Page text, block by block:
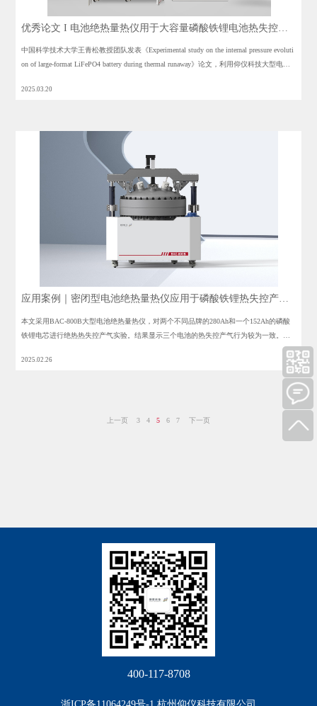
优秀论文 I 电池绝热量热仪用于大容量磷酸铁锂电池热失控过
中国科学技术大学王青松教授团队发表《Experimental study on the internal pressure evoluti
on of large-format LiFePO4 battery during thermal runaway》论文，利用仰仪科技大型电池
2025.03.20
应用案例｜密闭型电池绝热量热仪应用于磷酸铁锂热失控产气
本文采用BAC-800B大型电池绝热量热仪，对两个不同品牌的280Ah和一个152Ah的磷酸
铁锂电芯进行绝热热失控产气实验。结果显示三个电池的热失控产气行为较为一致。但
同时观察到三个电池的最大产气速率相差较大，尤其是两个电解液配方不同的280Ah电芯
最大产气速率相差2倍以上。
2025.02.26
上一页 3 4 5 6 7 下一页
400-117-8708